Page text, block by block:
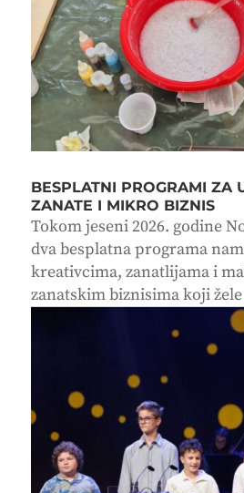
BESPLATNI PROGRAMI ZA
ZANATE I MIKRO BIZNIS
Tokom jeseni 2026. godine
dva besplatna programa
kreativcima, zanatlijama i
zanatskim biznisima koji žele